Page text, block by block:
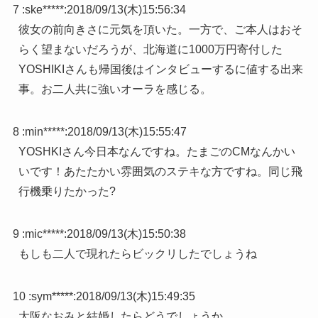
7 :ske*****:2018/09/13(木)15:56:34
彼女の前向きさに元気を頂いた。一方で、ご本人はおそ
らく望まないだろうが、北海道に1000万円寄付した
YOSHIKIさんも帰国後はインタビューするに値する出来
事。お二人共に強いオーラを感じる。
8 :min*****:2018/09/13(木)15:55:47
YOSHKIさん今日本なんですね。たまごのCMなんかい
いです！あたたかい雰囲気のステキな方ですね。同じ飛
行機乗りたかった?
9 :mic*****:2018/09/13(木)15:50:38
もしも二人で現れたらビックリしたでしょうね
10 :sym*****:2018/09/13(木)15:49:35